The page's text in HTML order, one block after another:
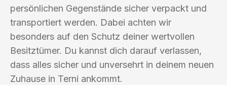
persönlichen Gegenstände sicher verpackt und
transportiert werden. Dabei achten wir
besonders auf den Schutz deiner wertvollen
Besitztümer. Du kannst dich darauf verlassen,
dass alles sicher und unversehrt in deinem neuen
Zuhause in Terni ankommt.